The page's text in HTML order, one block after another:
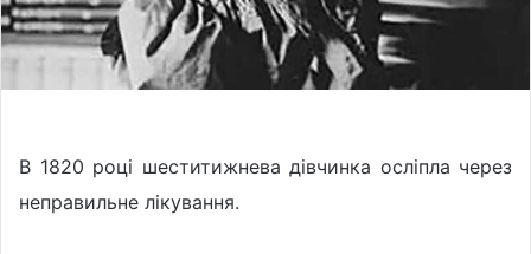
В 1820 році шеститижнева дівчинка осліпла через
неправильне лікування.